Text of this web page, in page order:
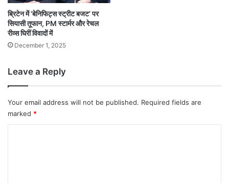
ब्रिटेन में ‘बेनिफिट्स स्ट्रीट बजट’ पर
सियासी तूफान, PM स्टार्मर और रेचल
रीव्स घिरीं विवादों में
December 1, 2025
Leave a Reply
Your email address will not be published. Required fields are
marked *